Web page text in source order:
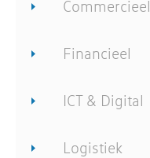
Commercieel
Financieel
ICT & Digital
Logistiek